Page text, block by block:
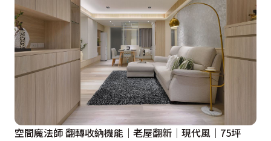
空間魔法師 翻轉收納機能｜老屋翻新｜現代風｜75坪